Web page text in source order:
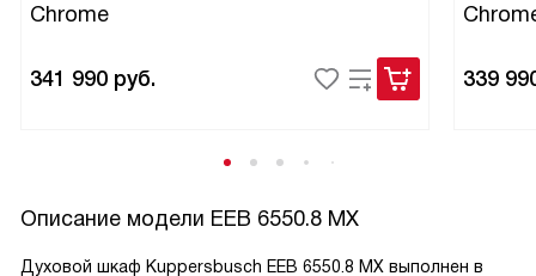
Chrome
341 990 руб. 339
Описание модели EEB 6550.8 MX
Духовой шкаф Kuppersbusch EEB 6550.8 MX выполнен в